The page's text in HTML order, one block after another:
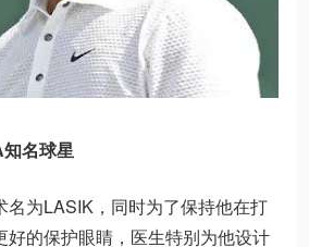
名球星
名为LASIK，同时为了保持他在打
好的保护眼睛，医生特别为他设计